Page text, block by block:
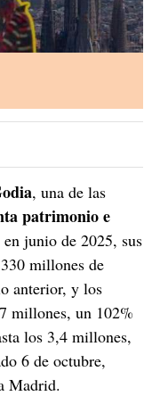
, una de las
patrimonio e
en junio de 2025, sus
millones de
anterior, y los
millones, un 102%
los 3,4 millones,
6 de octubre,
Madrid.